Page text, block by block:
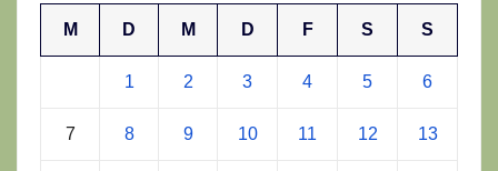
M D M D F S S
1 2 3 4 5 6
7 8 9 10 11 12 13